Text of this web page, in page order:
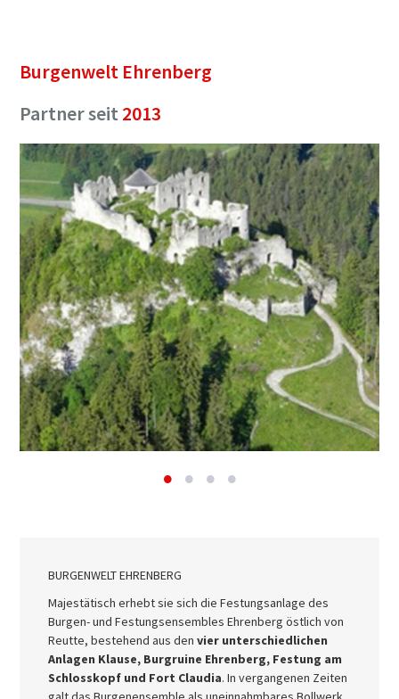
Burgenwelt Ehrenberg
Partner seit2013
BURGENWELT EHRENBERG
Majestätisch erhebt sie sich die Festungsanlage des
Burgen- und Festungsensembles Ehrenberg östlich von
Reutte, bestehend aus den vier unterschiedlichen
Anlagen Klause, Burgruine Ehrenberg, Festung am
Schlosskopf und Fort Claudia. In vergangenen Zeiten